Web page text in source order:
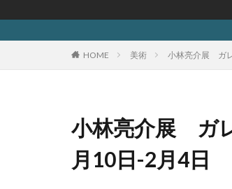
HOME 美術 小林亮介展 ガ
小林亮介展 ガ
月10日-2月4日